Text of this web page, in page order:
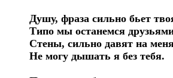
Душу, фраза сильно бьет
Типо мы останемся
Стены, сильно давят на
Не могу дышать я без тебя.